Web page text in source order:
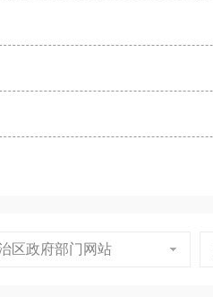
区政府部门网站